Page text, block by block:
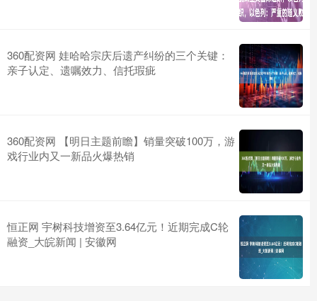
360配资网 娃哈哈宗庆后遗产纠纷的三个关键：
亲子认定、遗嘱效力、信托瑕疵
360配资网 【明日主题前瞻】销量突破100万，游
戏行业内又一新品火爆热销
恒正网 宇树科技增资至3.64亿元！近期完成C轮
融资_大皖新闻 | 安徽网